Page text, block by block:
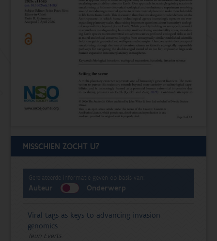
MISSCHIEN ZOCHT U?
Gerelateerde informatie geven op basis van:
Auteur Onderwerp
Viral tags as keys to advancing invasion
genomics
Teun Everts